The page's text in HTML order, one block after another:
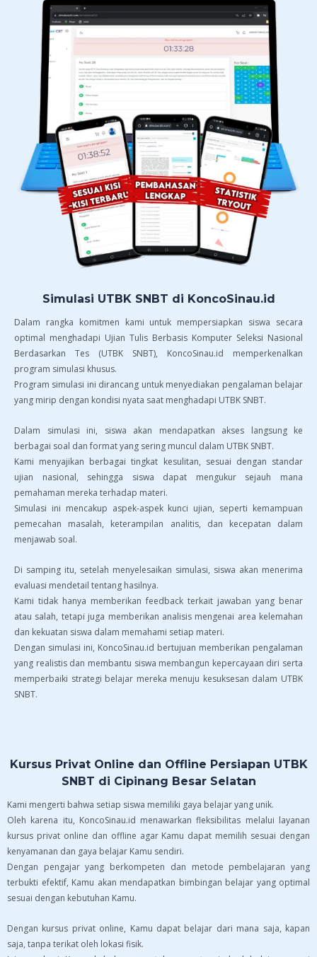
Simulasi UTBK SNBT di KoncoSinau.id
Dalam rangka komitmen kami untuk mempersiapkan siswa secara
optimal menghadapi Ujian Tulis Berbasis Komputer Seleksi Nasional
Berdasarkan Tes (UTBK SNBT), KoncoSinau.id memperkenalkan
program simulasi khusus.
Program simulasi ini dirancang untuk menyediakan pengalaman belajar
yang mirip dengan kondisi nyata saat menghadapi UTBK SNBT.
Dalam simulasi ini, siswa akan mendapatkan akses langsung ke
berbagai soal dan format yang sering muncul dalam UTBK SNBT.
Kami menyajikan berbagai tingkat kesulitan, sesuai dengan standar
ujian nasional, sehingga siswa dapat mengukur sejauh mana
pemahaman mereka terhadap materi.
Simulasi ini mencakup aspek-aspek kunci ujian, seperti kemampuan
pemecahan masalah, keterampilan analitis, dan kecepatan dalam
menjawab soal.
Di samping itu, setelah menyelesaikan simulasi, siswa akan menerima
evaluasi mendetail tentang hasilnya.
Kami tidak hanya memberikan feedback terkait jawaban yang benar
atau salah, tetapi juga memberikan analisis mengenai area kelemahan
dan kekuatan siswa dalam memahami setiap materi.
Dengan simulasi ini, KoncoSinau.id bertujuan memberikan pengalaman
yang realistis dan membantu siswa membangun kepercayaan diri serta
memperbaiki strategi belajar mereka menuju kesuksesan dalam UTBK
SNBT.
Kursus Privat Online dan Offline Persiapan UTBK
SNBT di Cipinang Besar Selatan
Kami mengerti bahwa setiap siswa memiliki gaya belajar yang unik.
Oleh karena itu, KoncoSinau.id menawarkan fleksibilitas melalui layanan
kursus privat online dan offline agar Kamu dapat memilih sesuai dengan
kenyamanan dan gaya belajar Kamu sendiri.
Dengan pengajar yang berkompeten dan metode pembelajaran yang
terbukti efektif, Kamu akan mendapatkan bimbingan belajar yang optimal
sesuai dengan kebutuhan Kamu.
Dengan kursus privat online, Kamu dapat belajar dari mana saja, kapan
saja, tanpa terikat oleh lokasi fisik.